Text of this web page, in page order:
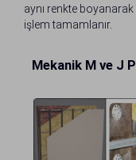
aynı renkte
işlem tamamlanır.
Mekanik M ve J